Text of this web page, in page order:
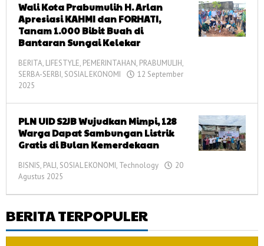
Wali Kota Prabumulih H. Arlan
Apresiasi KAHMI dan FORHATI,
Tanam 1.000 Bibit Buah di
Bantaran Sungai Kelekar
BERITA, LIFESTYLE, PEMERINTAHAN, PRABUMULIH,
SERBA-SERBI, SOSIAL EKONOMI
12 September
2025
PLN UID S2JB Wujudkan Mimpi, 128
Warga Dapat Sambungan Listrik
Gratis di Bulan Kemerdekaan
BISNIS, PALI, SOSIAL EKONOMI, Technology
20
Agustus 2025
BERITA TERPOPULER